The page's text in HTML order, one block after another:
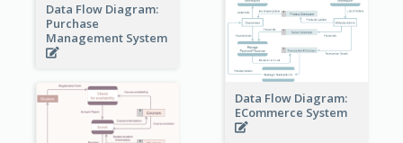
Data Flow Diagram:
Purchase
Management System
Data Flow Diagram:
ECommerce System